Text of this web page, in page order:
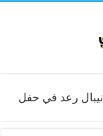
نيبال رعد في حفل